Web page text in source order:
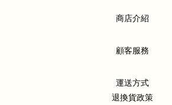
商店介紹
顧客服務
運送方式
退換貨政策